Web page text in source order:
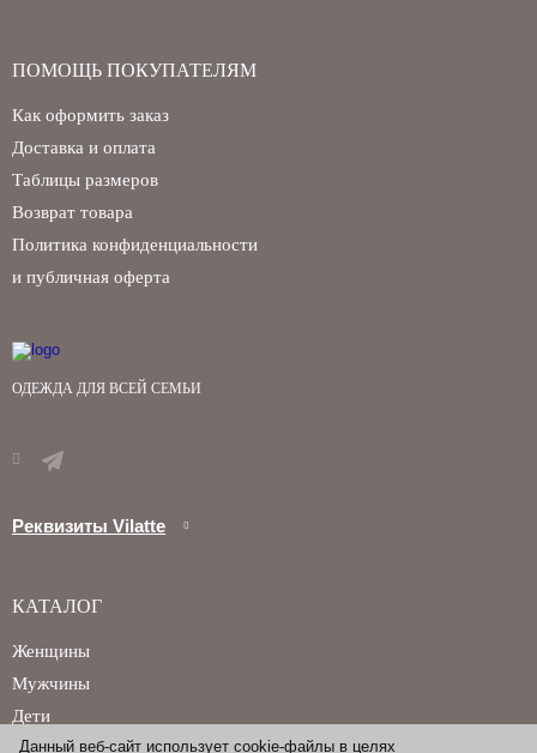
ОДЕЖДА ДЛЯ ВСЕЙ СЕМЬИ
Реквизиты Vilatte
ПОМОЩЬ ПОКУПАТЕЛЯМ
Как оформить заказ
Доставка и оплата
Таблицы размеров
Возврат товара
Политика конфиденциальности
и публичная оферта
КАТАЛОГ
Женщины
Мужчины
Дети
Данный веб-сайт использует cookie-файлы в целях